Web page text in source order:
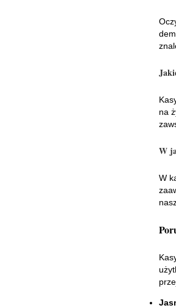
na
W
W